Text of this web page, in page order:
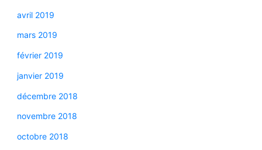
avril 2019
mars 2019
février 2019
janvier 2019
décembre 2018
novembre 2018
octobre 2018